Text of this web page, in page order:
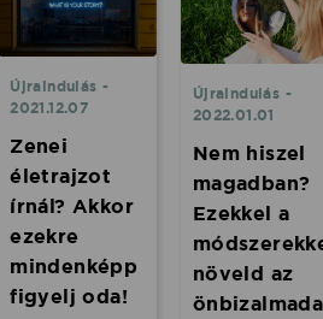
Újraindulás -
2021.12.07
Zenei
életrajzot
írnál? Akkor
ezekre
mindenképp
figyelj oda!
Újraindulás -
2022.01.01
Nem hiszel
magadban?
Ezekkel a
növeld az